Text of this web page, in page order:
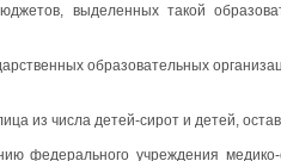
выделенных такой
образовательных
из числа детей-сирот и детей,
федерального учреждения